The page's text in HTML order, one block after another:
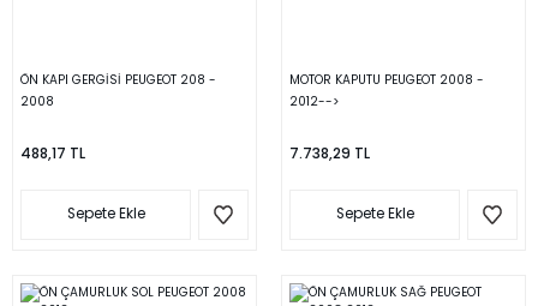
ÖN KAPI GERGİSİ PEUGEOT 208 -
2008
488,17 TL
Sepete Ekle
MOTOR KAPUTU PEUGEOT 2008 -
2012-->
7.738,29 TL
Sepete Ekle